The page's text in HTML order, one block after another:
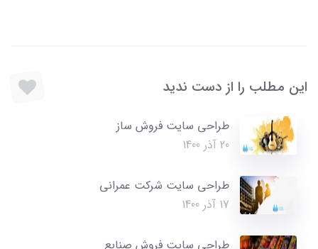
این مطلب را از دست ندید
طراحی سایت فروش ساز
20 آذر 1400
طراحی سایت شرکت عمرانی
17 آذر 1400
طراحی سایت فروش صنایع